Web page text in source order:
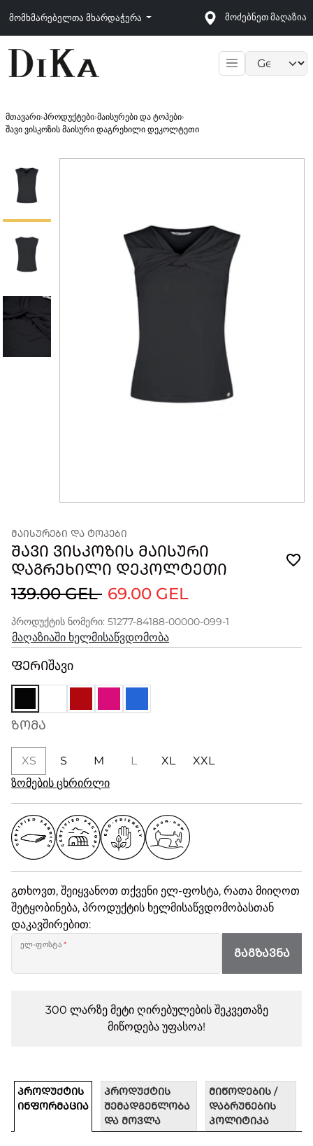
მომხმარებელთა მხარდაჭერა მოძებნეთ მაღაზია
მთავარი›პროდუქტები›მაისურები და ტოპები›
შავი ვისკოზის მაისური დაგრეხილი დეკოლტეთი
ᲛᲐᲘᲡᲣᲠᲔᲑᲘ ᲓᲐ ᲢᲝᲞᲔᲑᲘ
ᲨᲐᲕᲘ ᲕᲘᲡᲙᲝᲖᲘᲡ ᲛᲐᲘᲡᲣᲠᲘ
ᲓᲐᲒᲠᲔᲮᲘᲚᲘ ᲓᲔᲙᲝᲚᲢᲔᲗᲘ
139.00 GEL 69.00 GEL
პროდუქტის ნომერი: 51277-84188-00000-099-1
მაღაზიაში ხელმისაწვდომობა
ᲤᲔᲠᲘშავი
ᲖᲝᲛᲐ
XS S M L XL
XXL
ზომების ცხრირლი
გთხოვთ, შეიყვანოთ თქვენი ელ-ფოსტა, რათა მიიღოთ
შეტყობინება, პროდუქტის ხელმისაწვდომობასთან
დაკავშირებით:
ელ-ფოსტა*
ᲒᲐᲒᲖᲐᲕᲜᲐ
300 ლარზე მეტი ღირებულების შეკვეთაზე
მიწოდება უფასოა!
ᲞᲠᲝᲓᲣᲥᲢᲘᲡ
ᲘᲜᲤᲝᲠᲛᲐᲪᲘᲐ
ᲞᲠᲝᲓᲣᲥᲢᲘᲡ
ᲨᲔᲛᲐᲓᲒᲔᲜᲚᲝᲑᲐ
ᲓᲐ ᲛᲝᲕᲚᲐ
ᲛᲘᲬᲝᲓᲔᲑᲘᲡ /
ᲓᲐᲑᲠᲣᲜᲔᲑᲘᲡ
ᲞᲝᲚᲘᲢᲘᲙᲐ